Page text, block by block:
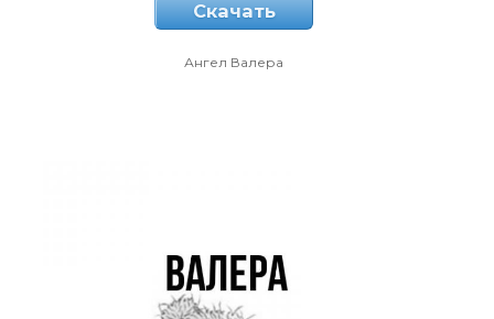
Скачать
Ангел Валера